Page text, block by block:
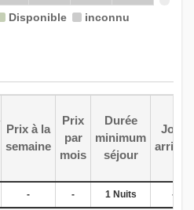
23 24 25
26
2026
Ven
Sam
1
3
17
Disponible inconnu
Prix à la
semaine
Prix
par
mois
Durée
minimum
séjour
Jour
arrivée
- - 1 Nuits -